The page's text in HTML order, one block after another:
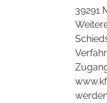
39291